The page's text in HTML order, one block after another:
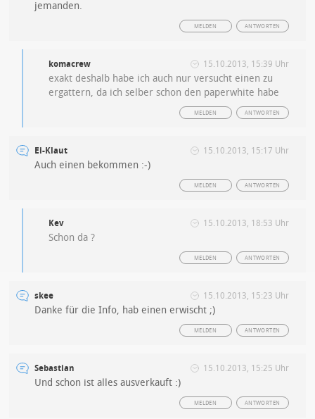
jemanden.
ANTWORTEN
MELDEN
komacrew 15.10.2013, 15:39 Uhr
exakt deshalb habe ich auch nur versucht einen zu
ergattern, da ich selber schon den paperwhite habe
ANTWORTEN
MELDEN
Ei-Klaut 15.10.2013, 15:17 Uhr
Auch einen bekommen :-)
ANTWORTEN
MELDEN
Kev 15.10.2013, 18:53 Uhr
Schon da ?
ANTWORTEN
MELDEN
skee 15.10.2013, 15:23 Uhr
Danke für die Info, hab einen erwischt ;)
ANTWORTEN
MELDEN
Sebastian 15.10.2013, 15:25 Uhr
Und schon ist alles ausverkauft :)
ANTWORTEN
MELDEN